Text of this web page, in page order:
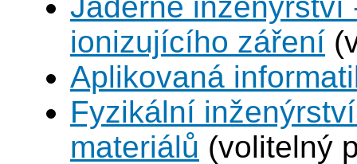
Jaderné inženýrství
ionizujícího záření
Aplikovaná
Fyzikální
materiálů (volitelný